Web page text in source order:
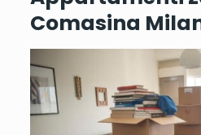
Comasina